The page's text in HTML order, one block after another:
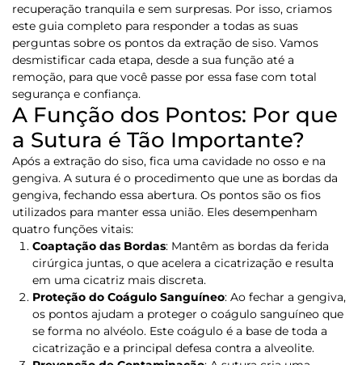
recuperação tranquila e sem surpresas. Por isso, criamos
este guia completo para responder a todas as suas
perguntas sobre os pontos da extração de siso. Vamos
desmistificar cada etapa, desde a sua função até a
remoção, para que você passe por essa fase com total
segurança e confiança.
A Função dos Pontos: Por que
a Sutura é Tão Importante?
Após a extração do siso, fica uma cavidade no osso e na
gengiva. A sutura é o procedimento que une as bordas da
gengiva, fechando essa abertura. Os pontos são os fios
utilizados para manter essa união. Eles desempenham
quatro funções vitais:
Coaptação das Bordas: Mantêm as bordas da ferida
cirúrgica juntas, o que acelera a cicatrização e resulta
em uma cicatriz mais discreta.
Proteção do Coágulo Sanguíneo: Ao fechar a gengiva,
os pontos ajudam a proteger o coágulo sanguíneo que
se forma no alvéolo. Este coágulo é a base de toda a
cicatrização e a principal defesa contra a alveolite.